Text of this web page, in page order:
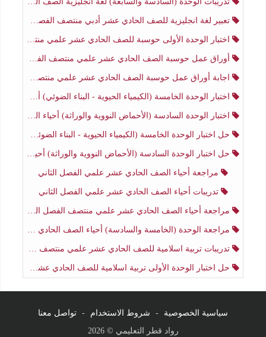
تعبير لغة انجليزية للصف الحادي عشر أدبي منتصف الفصل الثاني
اختبار الوحدة الأولى حوسبة للصف الحادي عشر علمي منتصف الفصل الثاني
أوراق عمل حوسبة الصف الحادي عشر علمي منتصف الفصل الثاني
اجابة أوراق عمل حوسبة الصف الحادي عشر علمي منتصف الفصل الثاني
اختبار الوحدة الخامسة (الكيمياء الحيوية - البناء الضوئي) أحياء الصف الحادي عشر علمي الفصل الثاني
اختبار الوحدة السادسة (الأحماض النووية والوراثة) أحياء الصف الحادي عشر علمي منتصف الفصل الثاني
حل اختبار الوحدة الخامسة (الكيمياء الحيوية - البناء الضوئي) أحياء الصف الحادي عشر علمي الفصل الثاني
حل اختبار الوحدة السادسة (الأحماض النووية والوراثة) أحياء الصف الحادي عشر علمي منتصف الفصل الثاني
مراجعة أحياء الصف الحادي عشر علمي الفصل الثاني
تدريبات أحياء الصف الحادي عشر علمي الفصل الثاني
مراجعة أحياء الصف الحادي عشر علمي منتصف الفصل الثاني
مراجعة الوحدة (الخامسة والسادسة) أحياء الصف الحادي عشر علمي منتصف الفصل الثاني
تدريبات تربية اسلامية للصف الحادي عشر علمي منتصف الفصل الثاني
حل اختبار الوحدة الأولى تربية اسلامية للصف الحادي عشر علمي منتصف الفصل الثاني
سياسية الخصوصية - شروط الاستخدام - تواصل معنا
رواد قطر التعليمي © 2026